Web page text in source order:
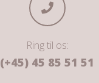
Ring til os:
(+45) 45 85 51 51